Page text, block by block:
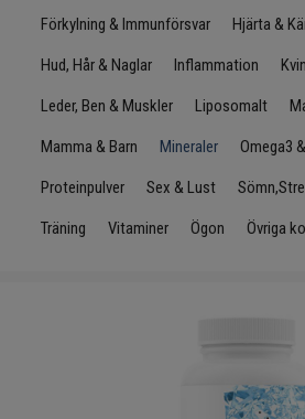
Hudvård
Infrarött Ljus
Vattenrening & Övrigt
Förkylning & Immunförsvar Hjärta &
Hud, Hår & Naglar Inflammation
Leder, Ben & Muskler Liposomalt
Mamma & Barn Mineraler Omega3
Proteinpulver Sex & Lust
Träning Vitaminer Ögon Övriga